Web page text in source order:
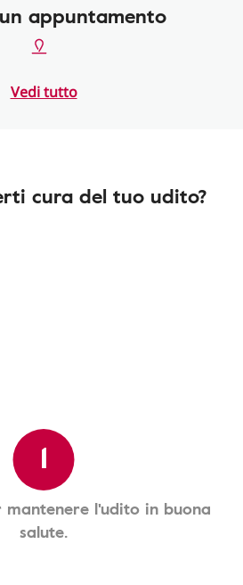
appuntamento
Vedi tutto
cura del tuo udito?
1
mantenere l'udito in buona
salute.